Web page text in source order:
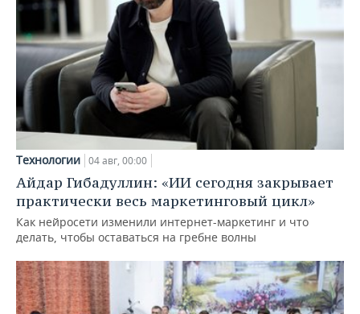
Технологии 04 авг, 00:00
Айдар Гибадуллин: «ИИ сегодня закрывает
практически весь маркетинговый цикл»
Как нейросети изменили интернет-маркетинг и что
делать, чтобы оставаться на гребне волны